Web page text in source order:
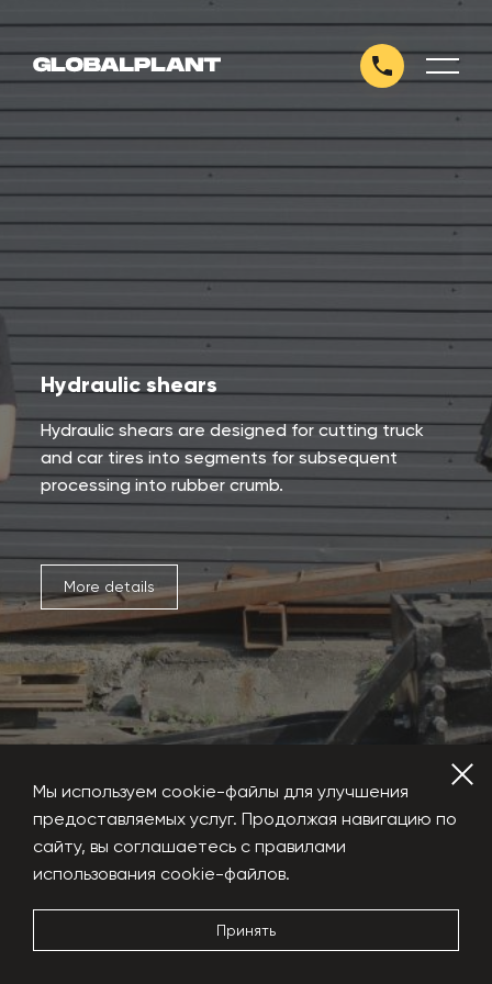
Hydraulic shears
Hydraulic shears are designed for cutting truck
and car tires into segments for subsequent
processing into rubber crumb.
More details
Hydraulic shears
Мы используем cookie-файлы для улучшения
предоставляемых услуг. Продолжая навигацию по
сайту, вы соглашаетесь с правилами
использования cookie-файлов.
Принять